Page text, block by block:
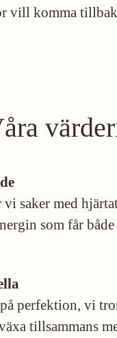
vill komma
vi saker med
som får
perfektion, vi
tillsammans